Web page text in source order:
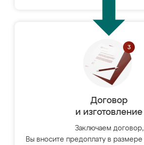
Договор
и изготовление
Заключаем договор,
Вы вносите предоплату в размере